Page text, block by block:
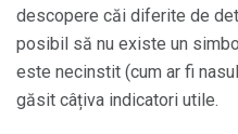
descopere căi diferite de
posibil să nu existe un
este necinstit (cum ar fi
găsit câțiva indicatori utile.